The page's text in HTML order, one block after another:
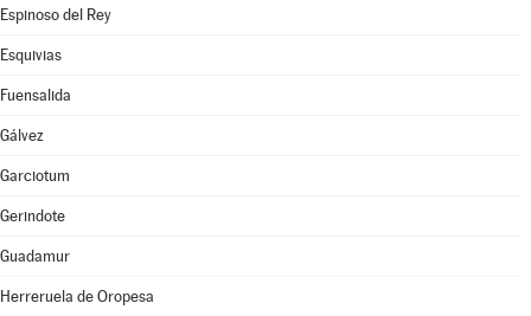
Espinoso del Rey
Esquivias
Fuensalida
Gálvez
Garciotum
Gerindote
Guadamur
Herreruela de Oropesa